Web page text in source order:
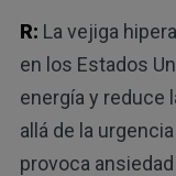
R: La vejiga
en los Estados
energía y reduce
allá de la
provoca